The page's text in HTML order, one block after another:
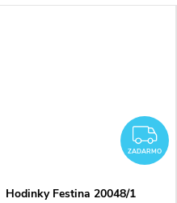
ZADARMO
Hodinky Festina 20048/1